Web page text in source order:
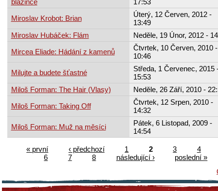
Miroslav Krobot: Brian
Úterý, 12 Červen, 2012 -
13:49
Miroslav Hubáček: Flám
Neděle, 19 Únor, 2012 -
Mircea Eliade: Hádání z kamenů
Čtvrtek, 10 Červen, 2010 -
10:46
Milujte a budete šťastné
Středa, 1 Červenec, 2015
15:53
Miloš Forman: The Hair (Vlasy)
Neděle, 26 Září, 2010 -
Miloš Forman: Taking Off
Čtvrtek, 12 Srpen, 2010 -
14:32
Miloš Forman: Muž na měsíci
Pátek, 6 Listopad, 2009 -
14:54
« první ‹ předchozí 1 2 3
4
6
7 8 následující ›
poslední »